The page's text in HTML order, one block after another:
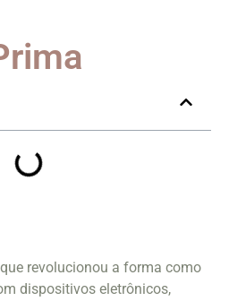
revolucionou a forma como
dispositivos eletrônicos,